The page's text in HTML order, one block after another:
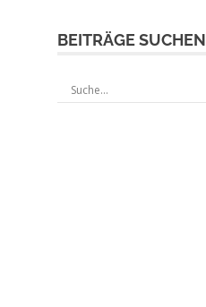
BEITRÄGE SUCHEN